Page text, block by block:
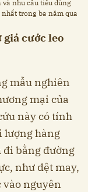
nhu cầu tiêu dùng
trong ba năm qua
cước leo
mẫu nghiên
mại của
này có tính
lượng hàng
đi bằng đường
như dệt may,
vào nguyên